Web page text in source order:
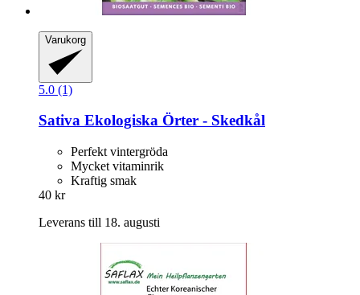
Varukorg
5.0 (1)
Sativa Ekologiska Örter -​ Skedkål
Perfekt vintergröda
Mycket vitaminrik
Kraftig smak
40 kr
Leverans till 18. augusti